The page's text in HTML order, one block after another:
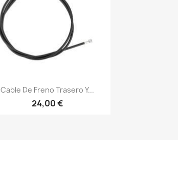
Vista rápida
Cable De Freno Trasero Y...
24,00 €